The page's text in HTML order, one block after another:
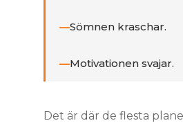
Sömnen kraschar.
Motivationen svajar.
Det är där de flesta